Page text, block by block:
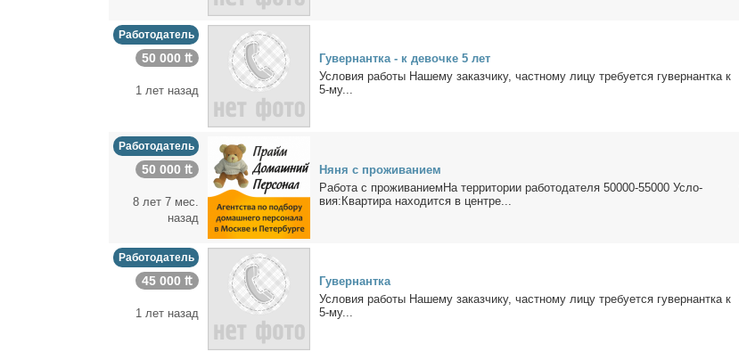
Работодатель
50 000 ₶
1 лет назад
Гу­вер­нант­ка - к де­воч­ке 5 лет
Усло­вия ра­бо­ты На­ше­му за­каз­чи­ку, част­но­му ли­цу тре­бу­ет­ся гу­вер­нант­ка к
5-му...
Работодатель
50 000 ₶
8 лет 7 мес.
назад
Ня­ня с про­жи­ва­ни­ем
Ра­бо­та с проживаниемНа тер­ри­то­рии ра­бо­то­да­те­ля 50000-55000 Усло­
вия:Квар­ти­ра на­хо­дит­ся в цен­тре...
Работодатель
45 000 ₶
1 лет назад
Гу­вер­нант­ка
Усло­вия ра­бо­ты На­ше­му за­каз­чи­ку, част­но­му ли­цу тре­бу­ет­ся гу­вер­нант­ка к
5-му...